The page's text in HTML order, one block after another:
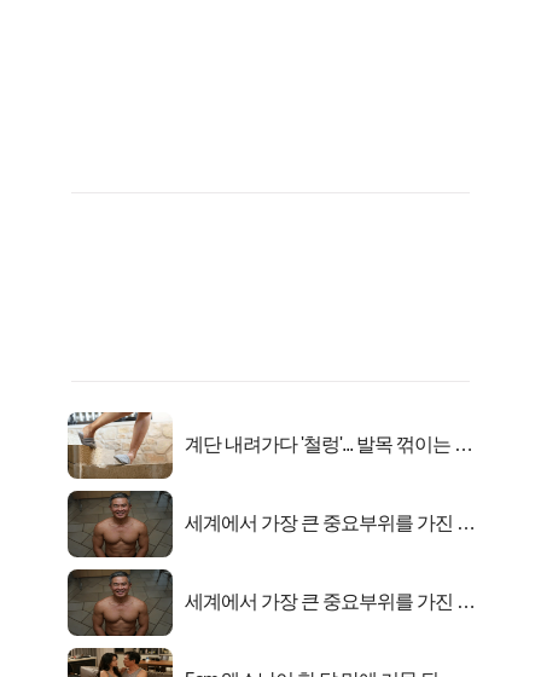
계단 내려가다 '철렁'... 발목 꺾이는 이
세계에서 가장 큰 중요부위를 가진 남
세계에서 가장 큰 중요부위를 가진 남